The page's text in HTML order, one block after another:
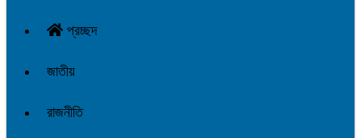
প্রচ্ছদ
জাতীয়
রাজনীতি